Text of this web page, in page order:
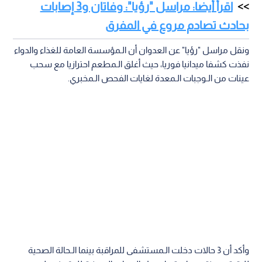
اقرأ أيضا: مراسل "رؤيا": وفاتان و3 إصابات
بحادث تصادم مروع في المفرق
ونقل مراسل "رؤيا" عن العدوان أن الـمؤسسة العامة للغذاء والدواء
نفذت كشفا ميدانيا فوريا، حيث أغلق الـمطعم احترازيا مع سحب
عينات من الـوجبات الـمعدة لغايات الفحص الـمخبري.
وأكد أن 3 حالات دخلت الـمستشفى للمراقبة بينما الـحالة الصحية